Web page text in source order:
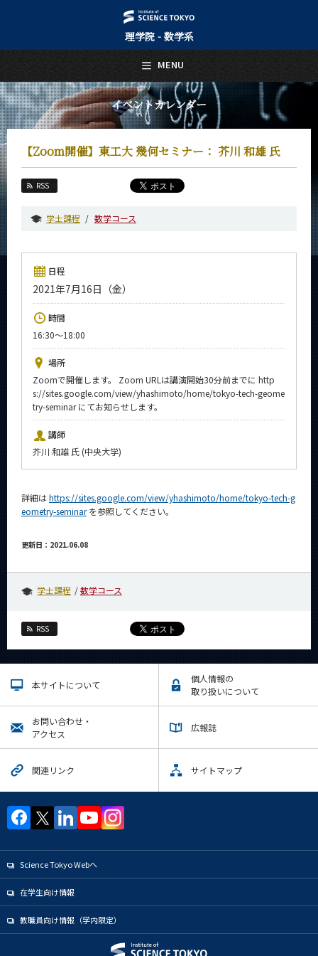
理学院 - 数学系
イベントカレンダー
【Zoom開催】東工大 幾何セミナー： 芥川 和雄 氏
RSS
学士課程 数学コース
日程
2021年7月16日（金）
時間
16:30～18:00
場所
Zoomで開催します。 Zoom URLは講演開始30分前までに http
s://sites.google.com/view/yhashimoto/home/tokyo-tech-geome
try-seminar にてお知らせします。
講師
芥川 和雄 氏 (中央大学)
詳細はhttps://sites.google.com/view/yhashimoto/home/tokyo-tech-g
eometry-seminarを参照してください。
更新日：2021.06.08
学士課程 数学コース
RSS
本サイトについて
個人情報の
取り扱いについて
お問い合わせ・
アクセス
広報誌
関連リンク サイトマップ
Science Tokyo Webヘ
在学生向け情報
教職員向け情報（学内限定）
MENU
日本語 English
トップページ
Top Page
数学系について
About Us
Education
入学案内
Admissions
数学系 News
イベントカレンダー
Event Calendar
今後のイベント
今後の課程別イベント
年別アーカイブ
サイト構成